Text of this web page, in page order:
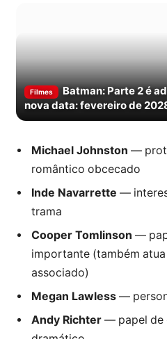
Filmes
Batman: Parte 2 é
nova data: fevereiro de
Michael Johnston —
romântico obcecado
Inde Navarrette —
trama
Cooper Tomlinson —
importante (também
associado)
Megan Lawless —
Andy Richter — papel de